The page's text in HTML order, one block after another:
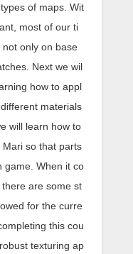
of maps. Wit
most of our ti
only on base
Next we wil
how to appl
materials
will learn how to
so that parts
game. When it co
are some st
for the curre
this cou
texturing ap